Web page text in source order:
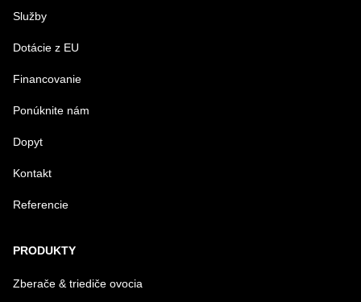
Služby
Dotácie z EU
Financovanie
Ponúknite nám
Dopyt
Kontakt
Referencie
PRODUKTY
Zberače & triediče ovocia